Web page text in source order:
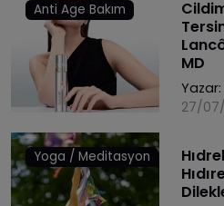
Anti Age Bakım
MD
Yazar:
27/
Yoga / Meditasyon